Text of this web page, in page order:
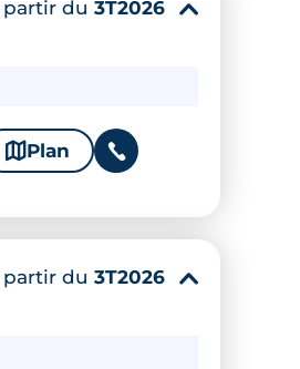
partir du 3T2026 ▾
🗞 Plan 📞
partir du 3T2026 ▾